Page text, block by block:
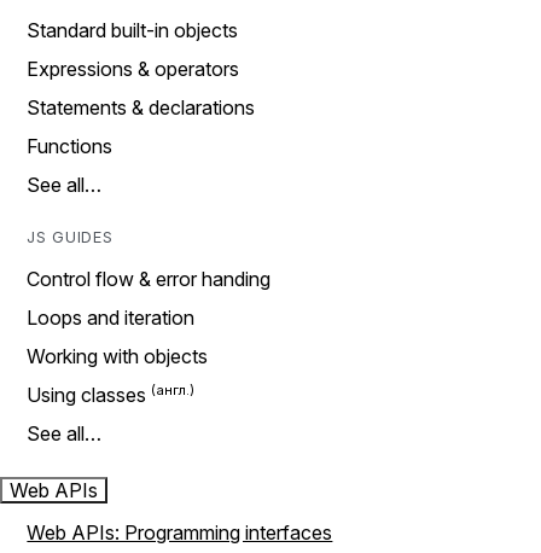
Standard built-in objects
Expressions & operators
Statements & declarations
Functions
See all…
JS GUIDES
Control flow & error handing
Loops and iteration
Working with objects
Using classes
See all…
Web APIs
Web APIs: Programming interfaces